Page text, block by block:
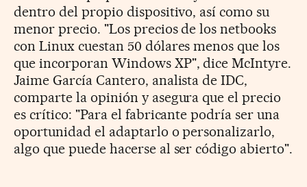
dentro del propio dispositivo, así como su
menor precio. "Los precios de los netbooks
con Linux cuestan 50 dólares menos que los
que incorporan Windows XP", dice McIntyre.
Jaime García Cantero, analista de IDC,
comparte la opinión y asegura que el precio
es crítico: "Para el fabricante podría ser una
oportunidad el adaptarlo o personalizarlo,
algo que puede hacerse al ser código abierto".